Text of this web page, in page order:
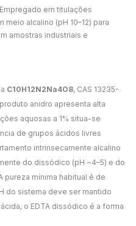
Empregado em titulações
alcalino (pH 10–12) para
amostras industriais e
C10H12N2Na4O8, CAS 13235-
anidro apresenta alta
aquosas a 1% situa-se
de grupos ácidos livres
intrinsecamente alcalino
do dissódico (pH ~4–5) e do
pureza mínima habitual é de
do sistema deve ser mantido
o EDTA dissódico é a forma